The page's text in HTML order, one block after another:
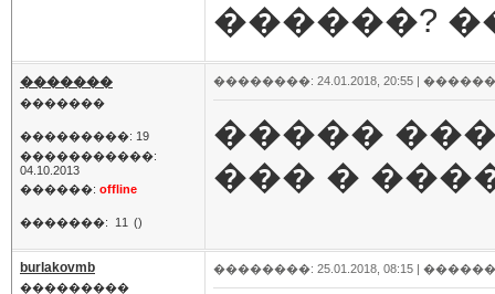
������?
�������
�������
���������: 19
�����������:
04.10.2013
������: offline
�������: 11 ()
��������: 24.01.2018, 20:55 |
�����
��� �
burlakovmb
���������
��������: 25.01.2018, 08:15 |